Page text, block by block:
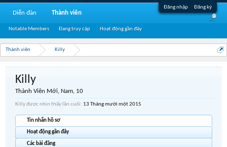
Đăng nhập Đăng ký
Thành viên Killy
Killy
Thành Viên Mới, Nam, 10
Killy được nhìn thấy lần cuối: 13 Tháng mười một 2015
Tin nhắn hồ sơ
Hoạt động gần đây
Các bài đăng
Diễn đàn Thành viên
Notable Members Đang truy cập Hoạt động gần đây